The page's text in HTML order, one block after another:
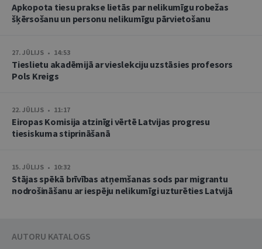
Apkopota tiesu prakse lietās par nelikumīgu robežas
šķērsošanu un personu nelikumīgu pārvietošanu
27. JŪLIJS • 14:53
Tieslietu akadēmijā ar vieslekciju uzstāsies profesors
Pols Kreigs
22. JŪLIJS • 11:17
Eiropas Komisija atzinīgi vērtē Latvijas progresu
tiesiskuma stiprināšanā
15. JŪLIJS • 10:32
Stājas spēkā brīvības atņemšanas sods par migrantu
nodrošināšanu ar iespēju nelikumīgi uzturēties Latvijā
AUTORU KATALOGS